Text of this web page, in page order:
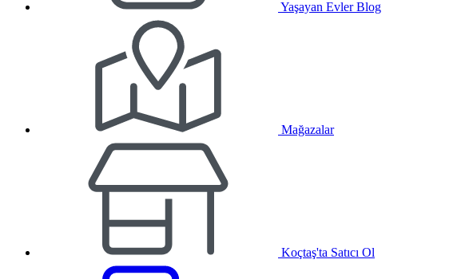
Yaşayan Evler Blog
Mağazalar
Koçtaş'ta Satıcı Ol